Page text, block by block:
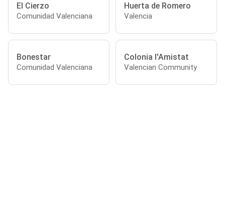
El Cierzo
Comunidad Valenciana
Huerta de Romero
Valencia
Bonestar
Comunidad Valenciana
Colonia l'Amistat
Valencian Community